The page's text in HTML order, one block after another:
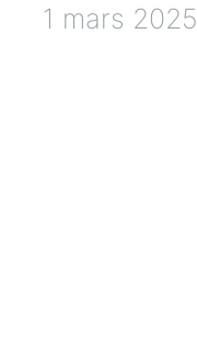
1 mars 2025